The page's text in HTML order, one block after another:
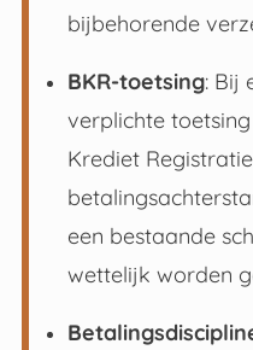
bijbehorende
BKR-toetsing: Bij
verplichte
Krediet
een bestaande
wettelijk worden